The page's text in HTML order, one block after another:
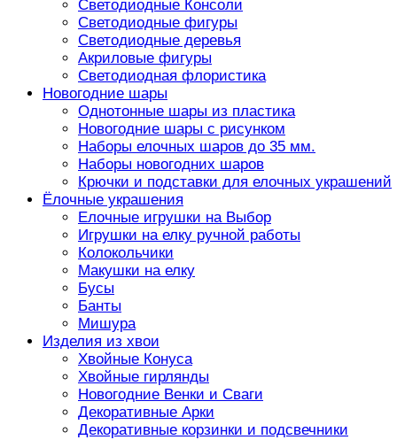
Светодиодные Консоли
Светодиодные фигуры
Светодиодные деревья
Акриловые фигуры
Светодиодная флористика
Новогодние шары
Однотонные шары из пластика
Новогодние шары с рисунком
Наборы елочных шаров до 35 мм.
Наборы новогодних шаров
Крючки и подставки для елочных украшений
Ёлочные украшения
Елочные игрушки на Выбор
Игрушки на елку ручной работы
Колокольчики
Макушки на елку
Бусы
Банты
Мишура
Изделия из хвои
Хвойные Конуса
Хвойные гирлянды
Новогодние Венки и Сваги
Декоративные Арки
Декоративные корзинки и подсвечники